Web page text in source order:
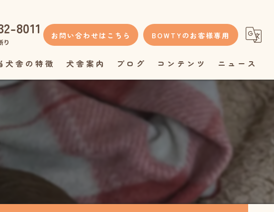
8011
り
お問い合わせはこちら BOWTYのお客様専用
犬舎の特徴
ペット
犬舎案内 ブログ コンテンツ ニュース